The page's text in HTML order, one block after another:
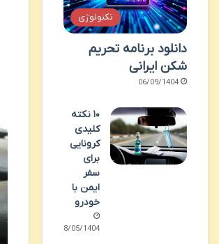
تکنولوژی
دانلود برنامه تحریم
شکن ایرانی
06/09/1404
۱۰ نکته
کلیدی
کرونایی
برای
سفر
ایمن با
خودرو
18/05/1404